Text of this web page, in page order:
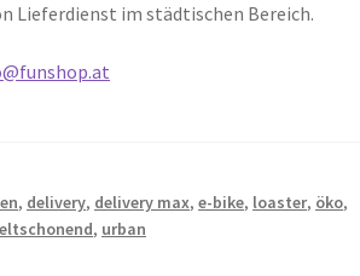
Lieferdienst im städtischen Bereich.
, delivery, delivery max,e-bike, loaster, öko,
, urban